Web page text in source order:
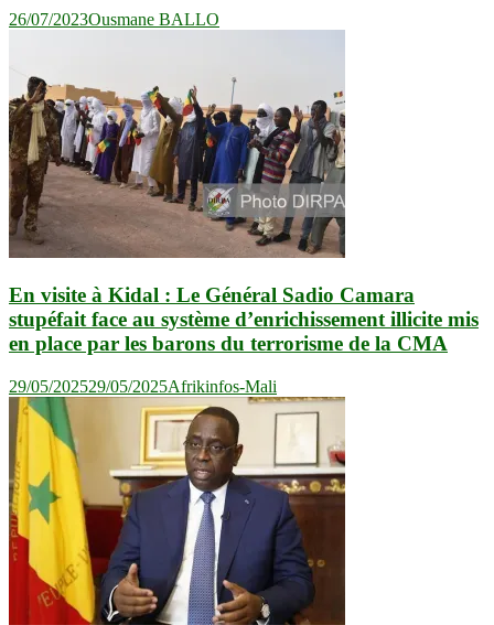
26/07/2023Ousmane BALLO
En visite à Kidal : Le Général Sadio Camara
stupéfait face au système d’enrichissement illicite mis
en place par les barons du terrorisme de la CMA
29/05/202529/05/2025Afrikinfos-Mali